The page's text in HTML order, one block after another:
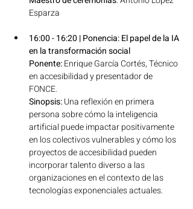
Esparza
16:00 - 16:20 | Ponencia: El papel de la IA
en la transformación social
Ponente: Enrique García Cortés, Técnico
en accesibilidad y presentador de
FONCE.
Sinopsis: Una reflexión en primera
persona sobre cómo la inteligencia
artificial puede impactar positivamente
en los colectivos vulnerables y cómo los
proyectos de accesibilidad pueden
incorporar talento diverso a las
organizaciones en el contexto de las
tecnologías exponenciales actuales.